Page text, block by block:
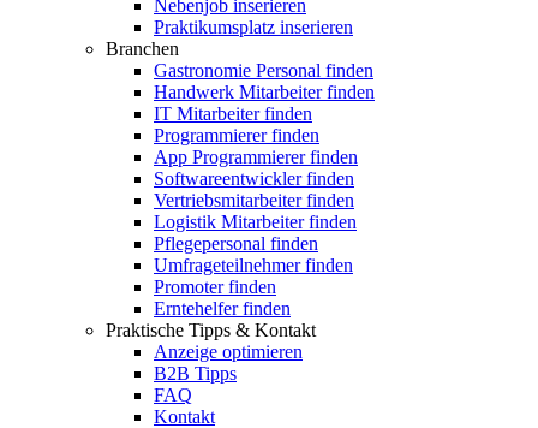
Nebenjob inserieren
Praktikumsplatz inserieren
Branchen
Gastronomie Personal finden
Handwerk Mitarbeiter finden
IT Mitarbeiter finden
Programmierer finden
App Programmierer finden
Softwareentwickler finden
Vertriebsmitarbeiter finden
Logistik Mitarbeiter finden
Pflegepersonal finden
Umfrageteilnehmer finden
Promoter finden
Erntehelfer finden
Praktische Tipps & Kontakt
Anzeige optimieren
B2B Tipps
FAQ
Kontakt